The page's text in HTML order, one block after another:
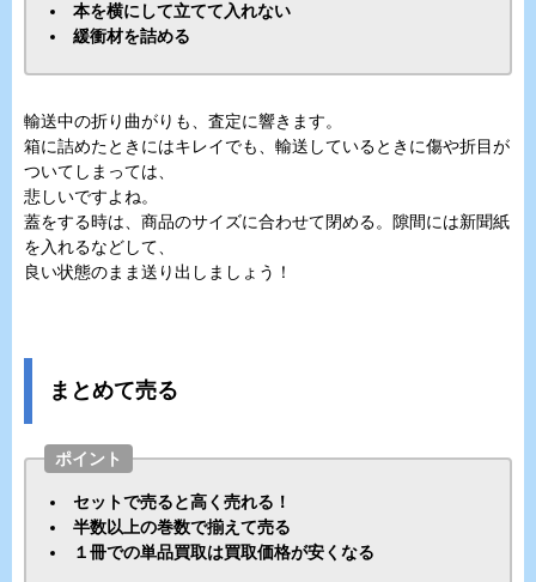
本を横にして立てて入れない
緩衝材を詰める
輸送中の折り曲がりも、査定に響きます。
箱に詰めたときにはキレイでも、輸送しているときに傷や折目が
ついてしまっては、
悲しいですよね。
蓋をする時は、商品のサイズに合わせて閉める。隙間には新聞紙
を入れるなどして、
良い状態のまま送り出しましょう！
まとめて売る
ポイント
セットで売ると高く売れる！
半数以上の巻数で揃えて売る
１冊での単品買取は買取価格が安くなる